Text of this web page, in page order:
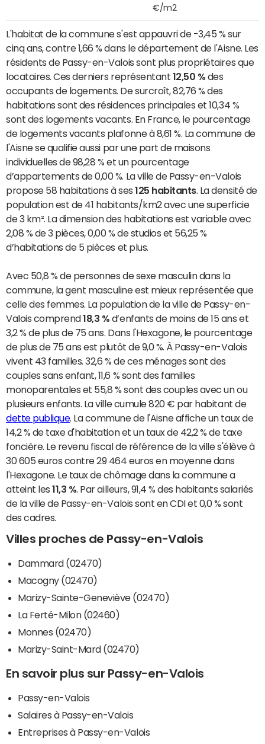
€/m2
L'habitat de la commune s'est appauvri de -3,45 % sur
cinq ans, contre 1,66 % dans le département de l'Aisne. Les
résidents de Passy-en-Valois sont plus propriétaires que
locataires. Ces derniers représentant 12,50 % des
occupants de logements. De surcroît, 82,76 % des
habitations sont des résidences principales et 10,34 %
sont des logements vacants. En France, le pourcentage
de logements vacants plafonne à 8,61 %. La commune de
l'Aisne se qualifie aussi par une part de maisons
individuelles de 98,28 % et un pourcentage
d’appartements de 0,00 %. La ville de Passy-en-Valois
propose 58 habitations à ses125 habitants. La densité de
population est de 41 habitants/km2 avec une superficie
de 3 km². La dimension des habitations est variable avec
2,08 % de 3 pièces, 0,00 % de studios et 56,25 %
d’habitations de 5 pièces et plus.
Avec 50,8 % de personnes de sexe masculin dans la
commune, la gent masculine est mieux représentée que
celle des femmes. La population de la ville de Passy-en-
Valois comprend18,3 % d’enfants de moins de 15 ans et
3,2 % de plus de 75 ans. Dans l'Hexagone, le pourcentage
de plus de 75 ans est plutôt de 9,0 %. À Passy-en-Valois
vivent 43 familles. 32,6 % de ces ménages sont des
couples sans enfant, 11,6 % sont des familles
monoparentales et 55,8 % sont des couples avec un ou
plusieurs enfants. La ville cumule 820 € par habitant de
dette publique. La commune de l'Aisne affiche un taux de
14,2 % de taxe d'habitation et un taux de 42,2 % de taxe
foncière. Le revenu fiscal de référence de la ville s'élève à
30 605 euros contre 29 464 euros en moyenne dans
l'Hexagone. Le taux de chômage dans la commune a
atteint les11,3 % . Par ailleurs, 91,4 % des habitants salariés
de la ville de Passy-en-Valois sont en CDI et 0,0 % sont
des cadres.
Villes proches de Passy-en-Valois
Dammard (02470)
Macogny (02470)
Marizy-Sainte-Geneviève (02470)
La Ferté-Milon (02460)
Monnes (02470)
Marizy-Saint-Mard (02470)
En savoir plus sur Passy-en-Valois
Passy-en-Valois
Salaires à Passy-en-Valois
Entreprises à Passy-en-Valois